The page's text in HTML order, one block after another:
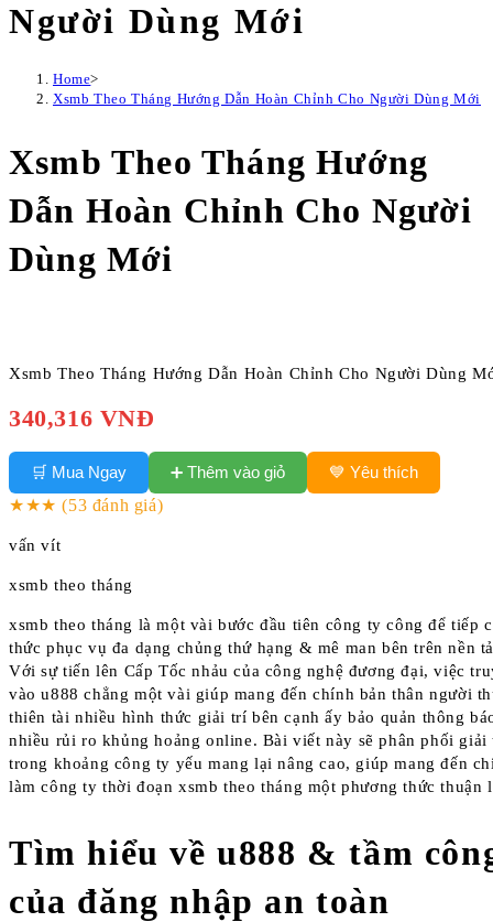
Người Dùng Mới
Home>
Xsmb Theo Tháng Hướng Dẫn Hoàn Chỉnh Cho Người Dùng Mới
Xsmb Theo Tháng Hướng
Dẫn Hoàn Chỉnh Cho Người
Dùng Mới
Xsmb Theo Tháng Hướng Dẫn Hoàn Chỉnh Cho Người Dùng
340,316 VNĐ
🛒 Mua Ngay ➕ Thêm vào giỏ
💙 Yêu thích
★★★(53 đánh giá)
vấn vít
xsmb theo tháng
xsmb theo tháng là một vài bước đầu tiên công ty công để tiếp
thức phục vụ đa dạng chủng thứ hạng & mê man bên trên nền
Với sự tiến lên Cấp Tốc nhảu của công nghệ đương đại, việc
vào u888 chẳng một vài giúp mang đến chính bản thân người
thiên tài nhiều hình thức giải trí bên cạnh ấy bảo quản thông
nhiều rủi ro khủng hoảng online. Bài viết này sẽ phân phối giải
trong khoảng công ty yếu mang lại nâng cao, giúp mang đến
làm công ty thời đoạn xsmb theo tháng một phương thức thuận
Tìm hiểu về u888 & tầm
của đăng nhập an toàn